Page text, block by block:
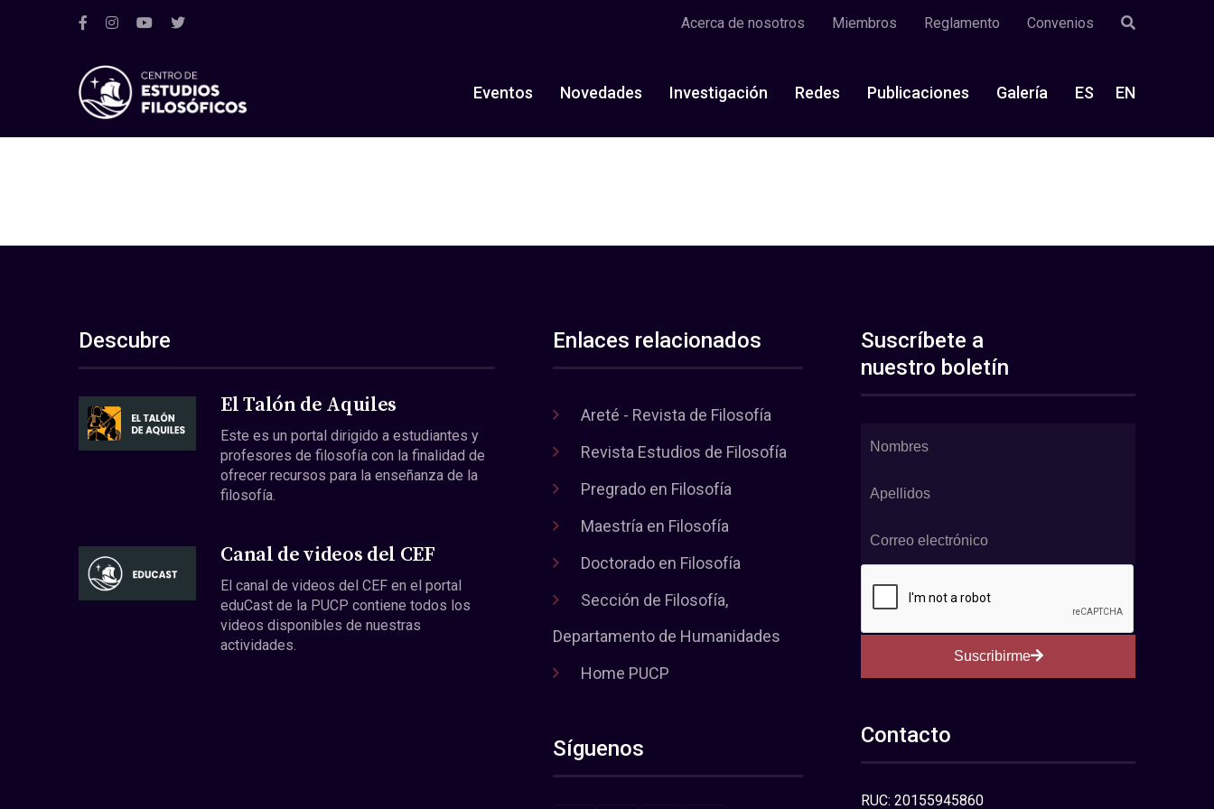
Acerca de nosotros Miembros Reglamento Convenios
Eventos Novedades Investigación Redes Publicaciones Galería ES EN
Descubre
El Talón de Aquiles
Este es un portal dirigido a estudiantes y
profesores de filosofía con la finalidad de
ofrecer recursos para la enseñanza de la
filosofía.
Canal de videos del CEF
El canal de videos del CEF en el portal
eduCast de la PUCP contiene todos los
videos disponibles de nuestras
actividades.
Enlaces relacionados
Areté - Revista de Filosofía
Revista Estudios de Filosofía
Pregrado en Filosofía
Maestría en Filosofía
Doctorado en Filosofía
Sección de Filosofía,
Departamento de Humanidades
Home PUCP
Síguenos
Suscríbete a
nuestro boletín
Suscribirme
Contacto
RUC: 20155945860